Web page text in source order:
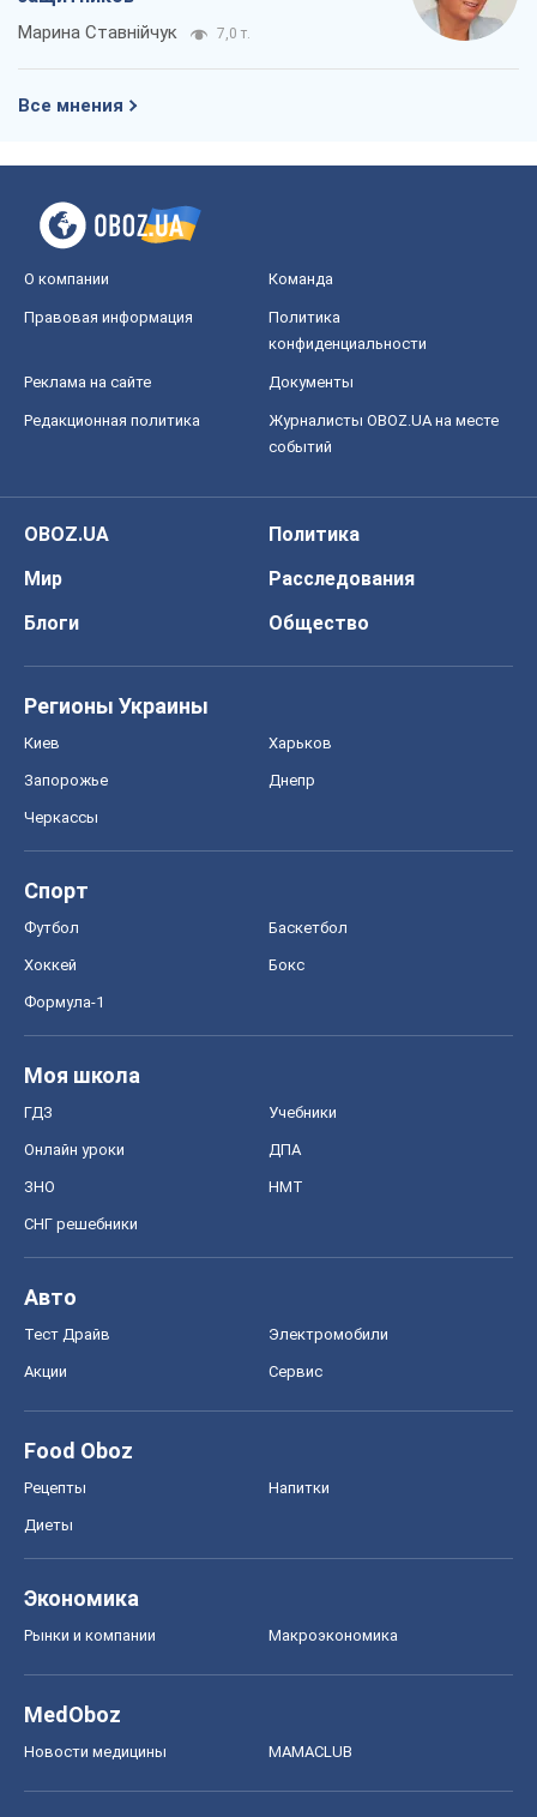
Марина Ставнійчук 7,0 т.
Все мнения
О компании Команда
Правовая информация
Политика
конфиденциальности
Реклама на сайте Документы
Редакционная политика
Журналисты OBOZ.UA на месте
событий
OBOZ.UA
Политика
Мир
Расследования
Блоги
Общество
Регионы Украины
Киев Харьков
Запорожье Днепр
Черкассы
Спорт
Футбол Баскетбол
Хоккей Бокс
Формула-1
Моя школа
ГДЗ Учебники
Онлайн уроки ДПА
ЗНО НМТ
СНГ решебники
Авто
Тест Драйв Электромобили
Акции Сервис
Food Oboz
Рецепты Напитки
Диеты
Экономика
Рынки и компании Mакроэкономика
MedOboz
Новости медицины MAMACLUB